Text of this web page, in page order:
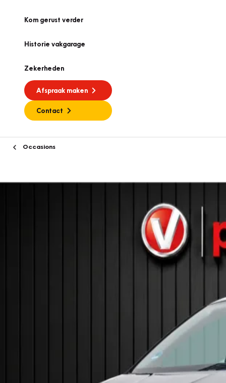
Kom gerust verder
Historie vakgarage
Zekerheden
Afspraak maken
Contact
Occasions